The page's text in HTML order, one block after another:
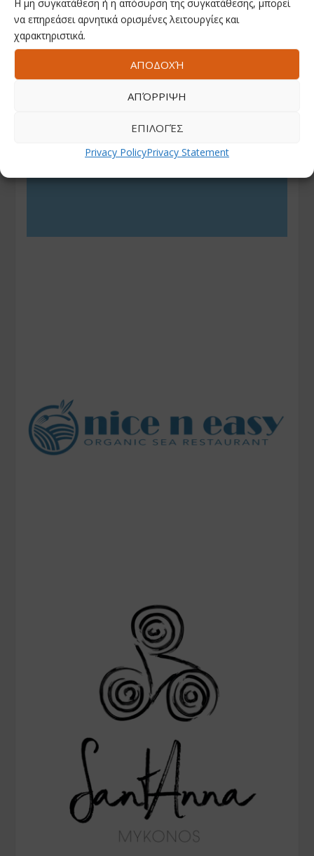
Η μη συγκατάθεση ή η απόσυρση της συγκατάθεσης, μπορεί
να επηρεάσει αρνητικά ορισμένες λειτουργίες και
χαρακτηριστικά.
ΑΠΟΔΟΧΉ
ΑΠΌΡΡΙΨΗ
ΕΠΙΛΟΓΈΣ
Privacy PolicyPrivacy Statement